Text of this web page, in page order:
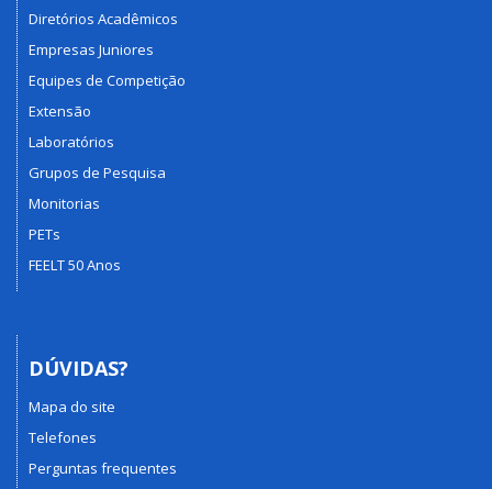
Diretórios Acadêmicos
Empresas Juniores
Equipes de Competição
Extensão
Laboratórios
Grupos de Pesquisa
Monitorias
PETs
FEELT 50 Anos
DÚVIDAS?
Mapa do site
Telefones
Perguntas frequentes